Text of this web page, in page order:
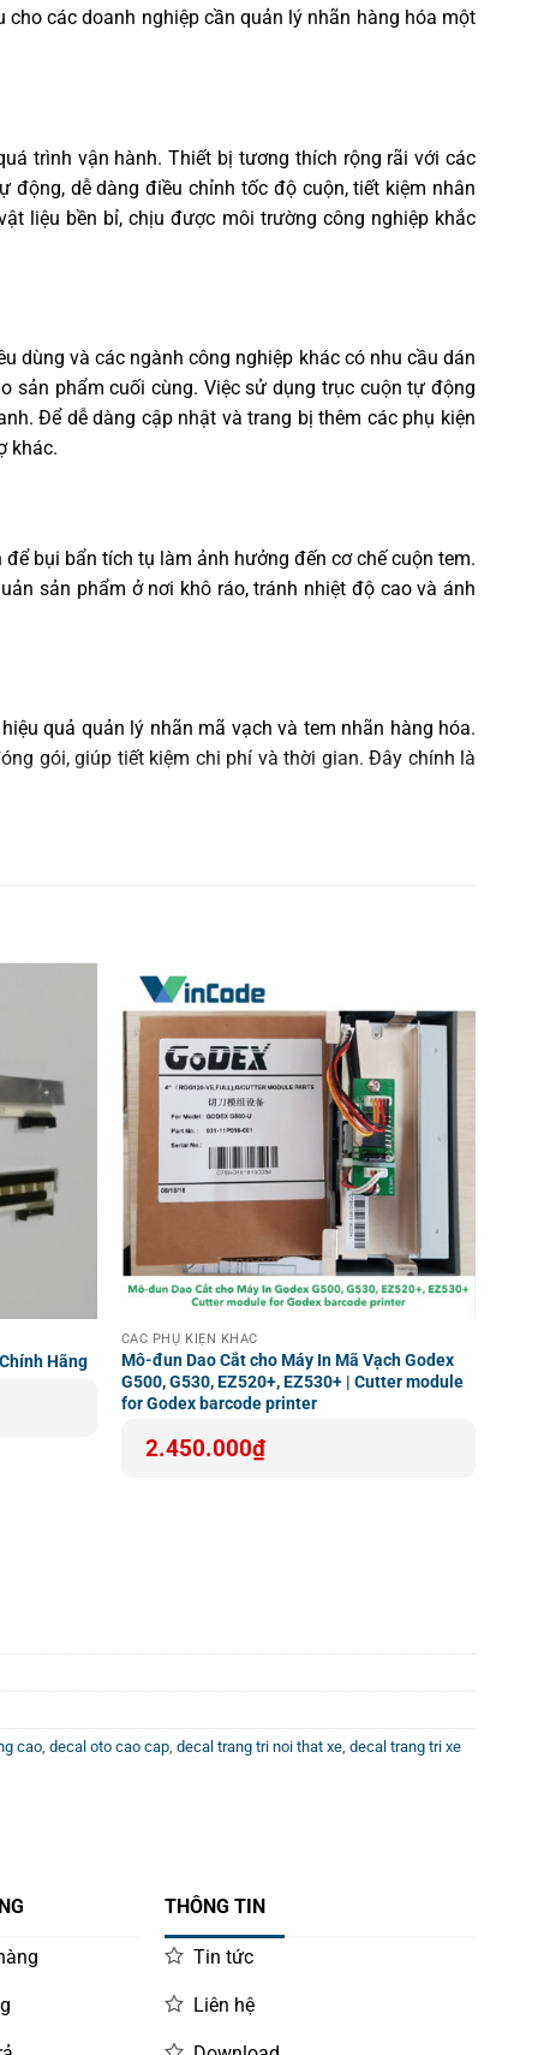
các doanh nghiệp cần quản lý nhãn hàng hóa một
trình vận hành. Thiết bị tương thích rộng rãi với các
dễ dàng điều chỉnh tốc độ cuộn, tiết kiệm nhân
liệu bền bỉ, chịu được môi trường công nghiệp khắc
dùng và các ngành công nghiệp khác có nhu cầu dán
sản phẩm cuối cùng. Việc sử dụng trục cuộn tự động
Để dễ dàng cập nhật và trang bị thêm các phụ kiện
khác.
bụi bẩn tích tụ làm ảnh hưởng đến cơ chế cuộn tem.
sản phẩm ở nơi khô ráo, tránh nhiệt độ cao và ánh
quả quản lý nhãn mã vạch và tem nhãn hàng hóa.
gói, giúp tiết kiệm chi phí và thời gian. Đây chính là
Hãng
CÁC PHỤ KIỆN KHÁC
Mô-đun Dao Cắt cho Máy In Mã Vạch Godex
G500, G530, EZ520+, EZ530+ | Cutter module
for Godex barcode printer
2.450.000₫
cao decal oto cao cap decal trang tri noi that xe decal trang tri xe
THÔNG TIN
Tin tức
Liên hệ